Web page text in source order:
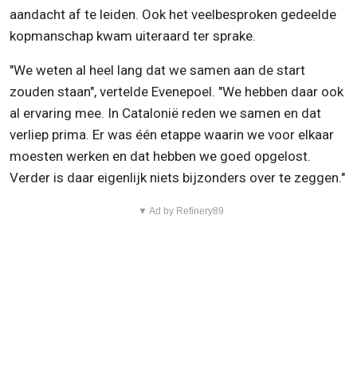
aandacht af te leiden. Ook het veelbesproken gedeelde
kopmanschap kwam uiteraard ter sprake.
"We weten al heel lang dat we samen aan de start
zouden staan", vertelde Evenepoel. "We hebben daar ook
al ervaring mee. In Catalonië reden we samen en dat
verliep prima. Er was één etappe waarin we voor elkaar
moesten werken en dat hebben we goed opgelost.
Verder is daar eigenlijk niets bijzonders over te zeggen."
▼ Ad by Refinery89